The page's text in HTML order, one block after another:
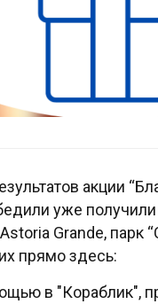
акции
уже
Grande, парк
прямо здесь:
в "Кораблик",